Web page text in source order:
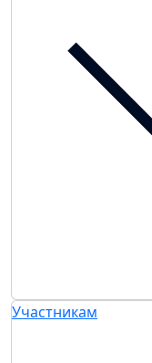
Участникам